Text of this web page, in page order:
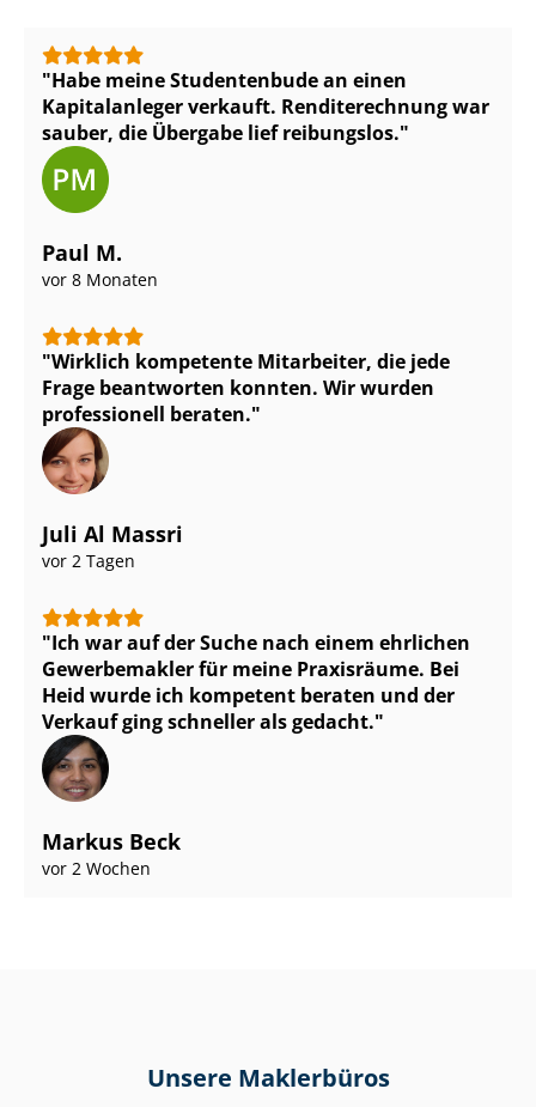
Habe meine Studentenbude an einen
Kapitalanleger verkauft. Renditerechnung war
sauber, die Übergabe lief reibungslos.
Paul M.
vor 8 Monaten
Wirklich kompetente Mitarbeiter, die jede
Frage beantworten konnten. Wir wurden
professionell beraten.
Juli Al Massri
vor 2 Tagen
Ich war auf der Suche nach einem ehrlichen
Gewerbemakler für meine Praxisräume. Bei
Heid wurde ich kompetent beraten und der
Verkauf ging schneller als gedacht.
Markus Beck
vor 2 Wochen
Unsere Maklerbüros